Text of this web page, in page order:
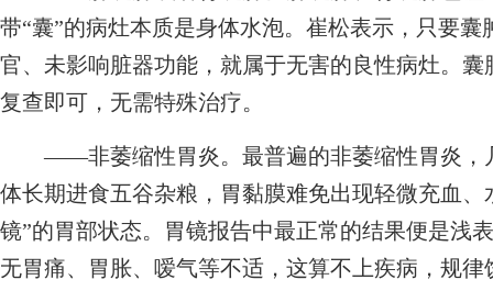
带“囊”的病灶本质是身体水泡。崔松表示，只要
官、未影响脏器功能，就属于无害的良性病灶。
复查即可，无需特殊治疗。
——非萎缩性胃炎。最普遍的非萎缩性胃炎，
体长期进食五谷杂粮，胃黏膜难免出现轻微充血
镜”的胃部状态。胃镜报告中最正常的结果便是浅
无胃痛、胃胀、嗳气等不适，这算不上疾病，规